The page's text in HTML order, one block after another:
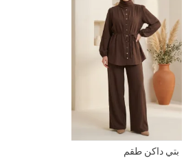
بتي داكن طقم